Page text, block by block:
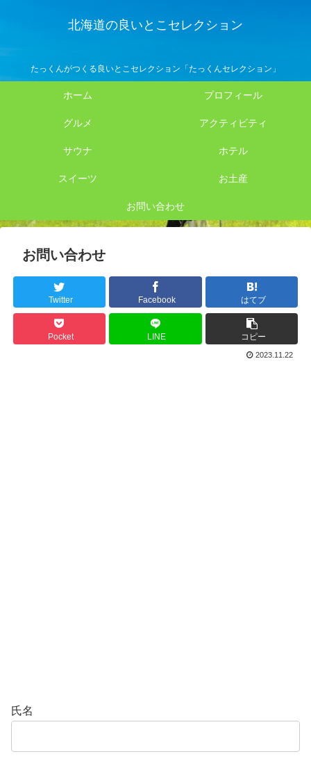
北海道の良いとこセレクション
たっくんがつくる良いとこセレクション「たっくんセレクション」
ホーム プロフィール
グルメ アクティビティ
サウナ ホテル
スイーツ お土産
お問い合わせ
お問い合わせ
Twitter Facebook はてブ
Pocket LINE コピー
2023.11.22
氏名